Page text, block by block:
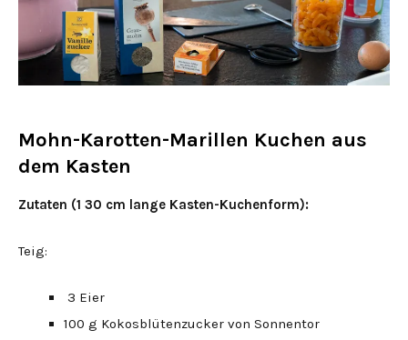
Mohn-Karotten-Marillen Kuchen aus
dem Kasten
Zutaten (1 30 cm lange Kasten-Kuchenform):
Teig:
3 Eier
100 g Kokosblütenzucker von Sonnentor